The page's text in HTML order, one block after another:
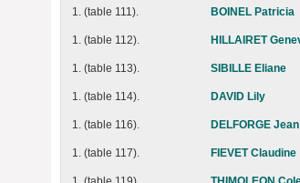
1. (table 111). BOINEL Patricia
1. (table 112). HILLAIRET
1. (table 113). SIBILLE Eliane
1. (table 114). DAVID Lily
1. (table 116). DELFORGE Jean
1. (table 117). FIEVET Claudine